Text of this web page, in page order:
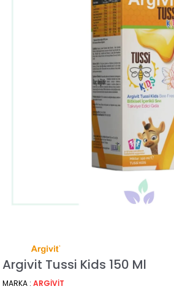
Argivit Tussi Kids 150 Ml
MARKA : ARGIVIT